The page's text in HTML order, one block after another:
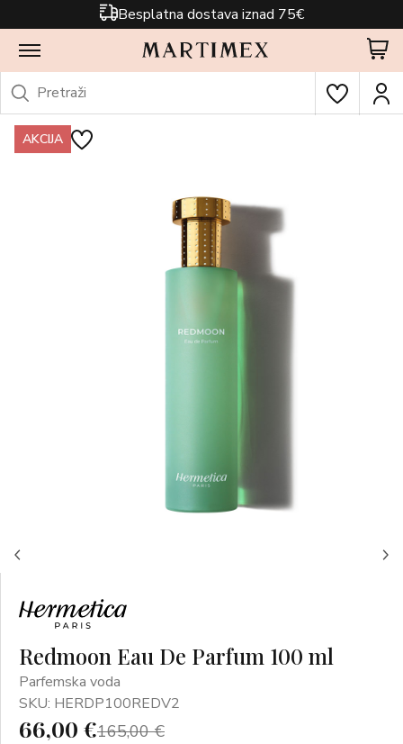
Besplatna dostava iznad 75€
AKCIJA
Redmoon Eau De Parfum 100 ml
Parfemska voda
SKU: HERDP100REDV2
66,00 €165,00 €